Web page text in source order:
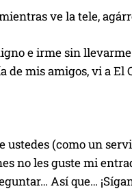
ve la tele,
e irme sin
de mis amigos, vi a El
ustedes (como un
no les guste mi
Así que…